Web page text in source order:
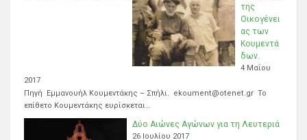
της
Οικογένει
ας των
Κουμεντά
δων.
4 Μαΐου
2017
Πηγή Εμμανουήλ Κουμεντάκης – Σπήλι. ekoument@otenet.gr Το
επίθετο Κουμεντάκης ευρίσκεται…
Δύο Αιώνες Αγώνων για τη Λευτεριά
26 Ιουλίου 2017